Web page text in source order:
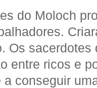
do Moloch
Os
entre ricos e
a conseguir